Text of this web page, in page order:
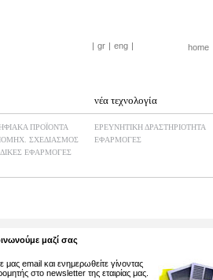
| gr | eng | home
ΠΡΟΪΟΝΤΑ
ΣΧΕΔΙΑΣΜΟΣ
ΕΦΑΡΜΟΓΕΣ
νέα τεχνολογία
ΕΡΕΥΝΗΤΙΚΗ ΔΡΑΣΤΗΡΙΟΤΗΤΑ
ΕΦΑΡΜΟΓΕΣ
μαζί σας
μας email και ενημερωθείτε γίνοντας
στο newsletter της εταιρίας μας.